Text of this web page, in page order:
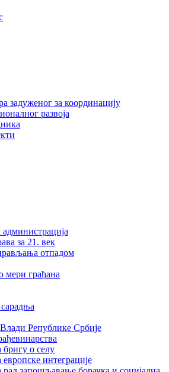
задуженог за координацију
развоја
за 21. век
отпадом
мери грађана
Републике Србије
о селу
интеграције